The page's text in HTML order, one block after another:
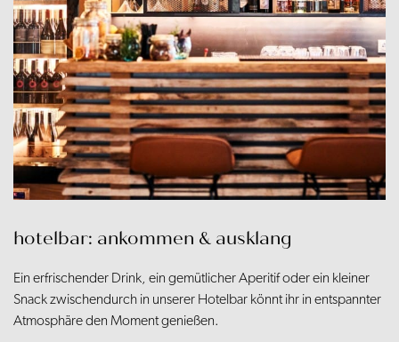
hotelbar: ankommen & ausklang
Ein erfrischender Drink, ein gemütlicher Aperitif oder ein kleiner
Snack zwischendurch in unserer Hotelbar könnt ihr in entspannter
Atmosphäre den Moment genießen.